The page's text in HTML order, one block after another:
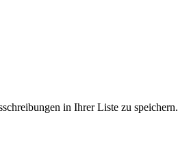
in Ihrer Liste zu speichern.